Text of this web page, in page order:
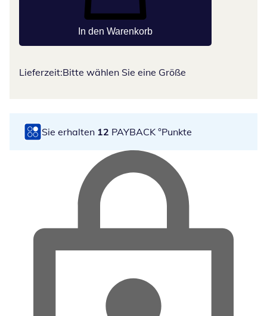
In den Warenkorb
Lieferzeit:Bitte wählen Sie eine Größe
Sie erhalten 12 PAYBACK °Punkte